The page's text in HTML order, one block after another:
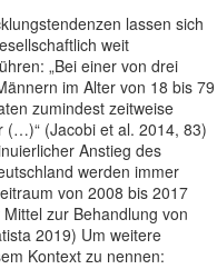
lassen sich
weit
„Bei einer von drei
im Alter von 18 bis 79
zumindest zeitweise
(…)“ (Jacobi et al. 2014, 83)
Anstieg des
werden immer
von 2008 bis 2017
zur Behandlung von
2019) Um weitere
Kontext zu nennen: